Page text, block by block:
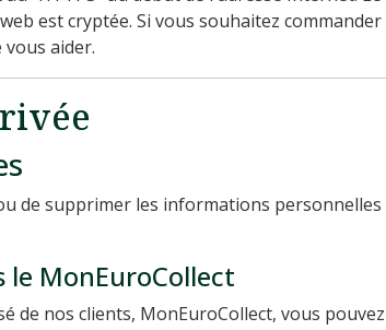
est cryptée. Si vous souhaitez
aider.
de supprimer les informations
le MonEuroCollect
de nos clients, MonEuroCollect, vous